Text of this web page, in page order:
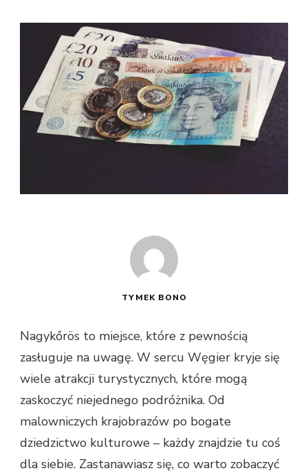
TYMEK BONO
Nagykőrös to miejsce, które z pewnością
zasługuje na uwagę. W sercu Węgier kryje się
wiele atrakcji turystycznych, które mogą
zaskoczyć niejednego podróżnika. Od
malowniczych krajobrazów po bogate
dziedzictwo kulturowe – każdy znajdzie tu coś
dla siebie. Zastanawiasz się, co warto zobaczyć